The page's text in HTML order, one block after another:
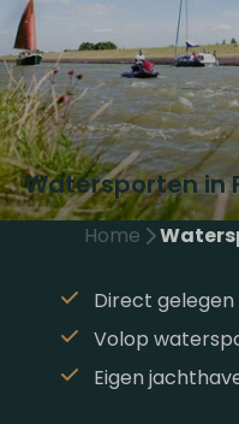
Watersporten in
Home
Direct
Volop
Eigen